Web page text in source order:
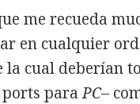
me recueda
en cualquier
la cual deberían
ports paraPC–